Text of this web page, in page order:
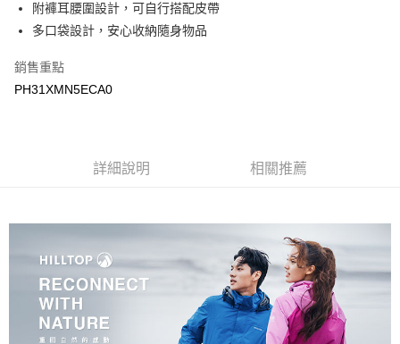
Google Pay
運送方式
宅配
每筆NT$399，滿NT$18,000(含以上)免運費
附褲耳腰圍設計，可自行搭配皮帶
多口袋設計，安心收納隨身物品
銷售重點
PH31XMN5ECA0
詳細說明 相關推薦